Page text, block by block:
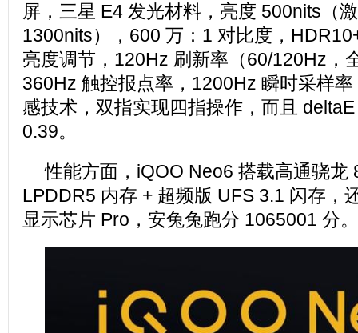
屏，三星 E4 发光材料，亮度 500nits（
1300nits），600 万：1 对比度，
亮度调节，120Hz 刷新率（60/120Hz，
360Hz 触控报点率，1200Hz 瞬时采样
感技术，双指实现四指操作，而且
0.39。
性能方面，iQOO Neo6 搭载高通骁龙
LPDDR5 内存 + 超频版 UFS 3.1 闪存，
显示芯片 Pro，安兔兔跑分 1065001 分。